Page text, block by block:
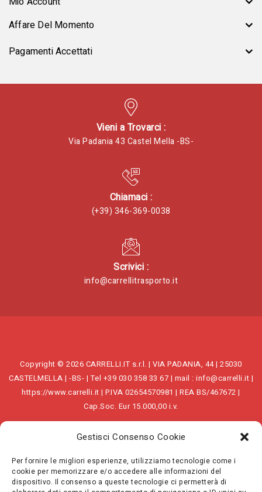
Gestisci Consenso Cookie
Per fornire le migliori esperienze, utilizziamo tecnologie come i
cookie per memorizzare e/o accedere alle informazioni del
dispositivo. Il consenso a queste tecnologie ci permetterà di
Affare Del Momento
Pagamenti Accettati
Vieni a Trovarci :
Via Padania 43 Castel Mella -BS-
Chiamaci :
(+39) 346-369-0038
Scrivici :
info@carrellitrasporto.it
Copyright © 2026 CARRELLI.IT s.r.l. | VIA PADANIA, 44 | 25030
CASTELMELLA | -BS- | Tel +39 030 358 33 67 | mail : info@carrelli.it |
https://www.carrelli.it | P.IVA 02654570981 | REA BS/467672 |
Cap.Soc. Eur 15.000,00 i.v.